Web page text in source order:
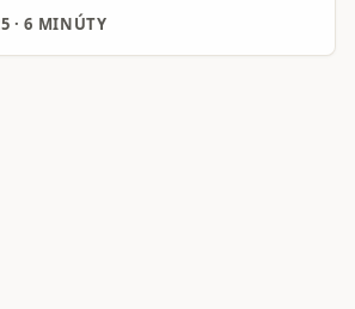
bubliny — dobrá správa: platformy
·6 MINÚTY